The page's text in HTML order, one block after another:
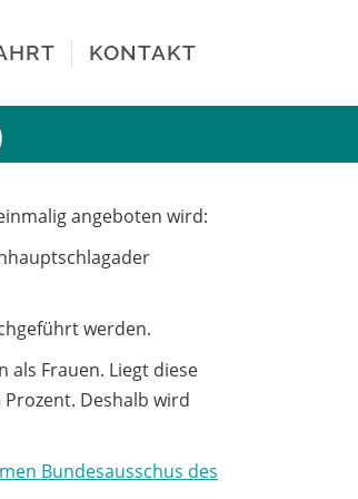
KONTAKT
angeboten wird:
werden.
Frauen. Liegt diese
Deshalb wird
Bundesausschus des